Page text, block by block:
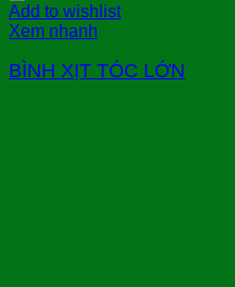
Add to wishlist
Xem nhanh
BÌNH XỊT TÓC LỚN